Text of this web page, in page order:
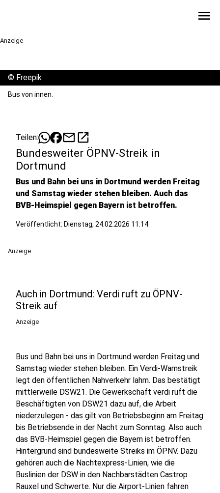
menu
Anzeige
© Freepik
Bus von innen.
Teilen: mailopen_in_new
Bundesweiter ÖPNV-Streik in
Dortmund
Bus und Bahn bei uns in Dortmund werden Freitag
und Samstag wieder stehen bleiben. Auch das
BVB-Heimspiel gegen Bayern ist betroffen.
Veröffentlicht: Dienstag, 24.02.2026 11:14
Anzeige
Auch in Dortmund: Verdi ruft zu ÖPNV-
Streik auf
Anzeige
Bus und Bahn bei uns in Dortmund werden Freitag und
Samstag wieder stehen bleiben. Ein Verdi-Warnstreik
legt den öffentlichen Nahverkehr lahm. Das bestätigt
mittlerweile DSW21. Die Gewerkschaft verdi ruft die
Beschäftigten von DSW21 dazu auf, die Arbeit
niederzulegen - das gilt von Betriebsbeginn am Freitag
bis Betriebsende in der Nacht zum Sonntag. Also auch
das BVB-Heimspiel gegen die Bayern ist betroffen.
Hintergrund sind bundesweite Streiks im ÖPNV. Dazu
gehören auch die Nachtexpress-Linien, wie die
Buslinien der DSW in den Nachbarstädten Castrop
Rauxel und Schwerte. Nur die Airport-Linien fahren